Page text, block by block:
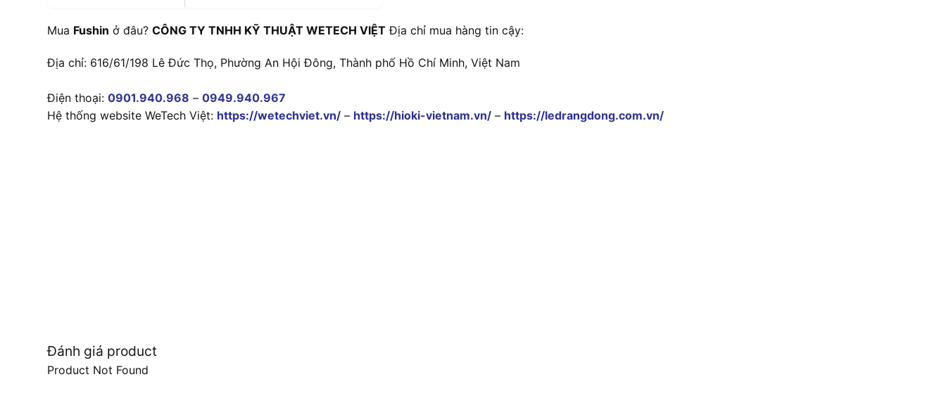
Mua Fushin ở đâu? CÔNG TY TNHH KỸ THUẬT WETECH VIỆT Địa chỉ mua hàng tin cậy:
Địa chỉ: 616/61/198 Lê Đức Thọ, Phường An Hội Đông, Thành phố Hồ Chí Minh, Việt Nam
Điện thoại: 0901.940.968 – 0949.940.967
Hệ thống website WeTech Việt: https://wetechviet.vn/ – https://hioki-vietnam.vn/ – https://ledrangdong.com.vn/
Đánh giá product
Product Not Found